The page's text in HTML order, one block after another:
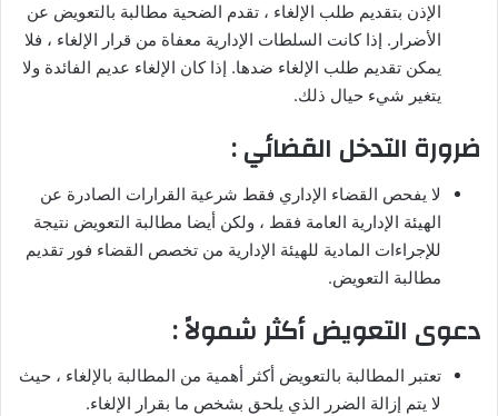
الإذن بتقديم طلب الإلغاء ، تقدم الضحية مطالبة بالتعويض عن
الأضرار. إذا كانت السلطات الإدارية معفاة من قرار الإلغاء ، فلا
يمكن تقديم طلب الإلغاء ضدها. إذا كان الإلغاء عديم الفائدة ولا
يتغير شيء حيال ذلك.
ضرورة التدخل القضائي :
لا يفحص القضاء الإداري فقط شرعية القرارات الصادرة عن
الهيئة الإدارية العامة فقط ، ولكن أيضا مطالبة التعويض نتيجة
للإجراءات المادية للهيئة الإدارية من تخصص القضاء فور تقديم
مطالبة التعويض.
دعوى التعويض أكثر شمولاً :
تعتبر المطالبة بالتعويض أكثر أهمية من المطالبة بالإلغاء ، حيث
لا يتم إزالة الضرر الذي يلحق بشخص ما بقرار الإلغاء.